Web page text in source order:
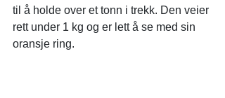
til å holde over et tonn i trekk. Den veier
rett under 1 kg og er lett å se med sin
oransje ring.